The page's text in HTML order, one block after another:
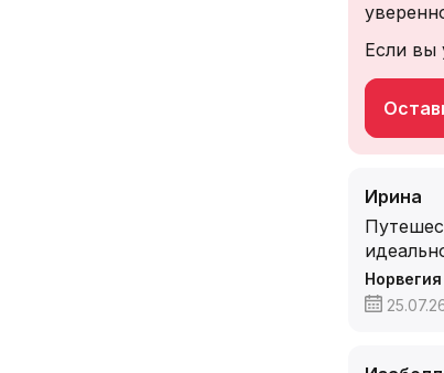
Если вы
Ирина
Норвегия